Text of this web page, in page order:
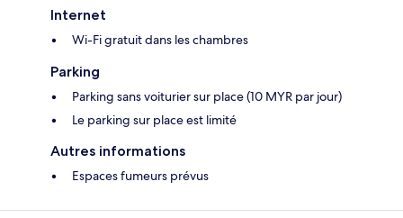
Internet
Wi-Fi gratuit dans les chambres
Parking
Parking sans voiturier sur place (10 MYR par jour)
Le parking sur place est limité
Autres informations
Espaces fumeurs prévus